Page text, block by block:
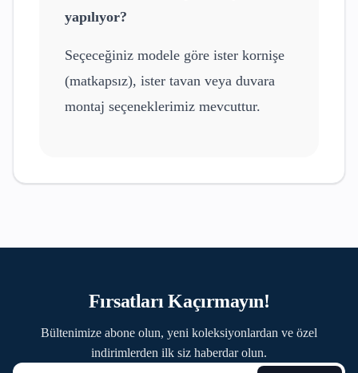
yapılıyor?
Seçeceğiniz modele göre ister kornişe
(matkapsız), ister tavan veya duvara
montaj seçeneklerimiz mevcuttur.
Fırsatları Kaçırmayın!
Bültenimize abone olun, yeni koleksiyonlardan ve özel
indirimlerden ilk siz haberdar olun.